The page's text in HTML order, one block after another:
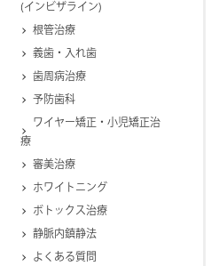
(インビザライン)
根管治療
義歯・入れ歯
歯周病治療
予防歯科
ワイヤー矯正・小児矯正治
療
審美治療
ホワイトニング
ボトックス治療
静脈内鎮静法
よくある質問